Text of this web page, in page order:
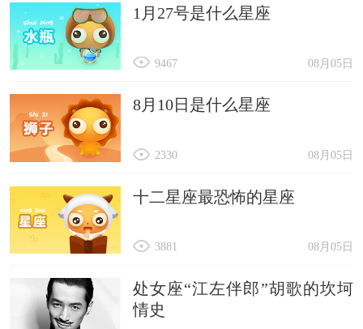
1月27号是什么星座
08月05日
9467
8月10日是什么星座
08月05日
2330
十二星座最恐怖的星座
08月05日
3881
处女座“江左伴郎”胡歌的坎坷
情史